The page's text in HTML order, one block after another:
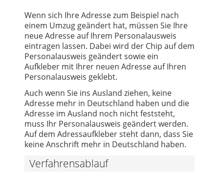
Wenn sich Ihre Adresse zum Beispiel nach
einem Umzug geändert hat, müssen Sie Ihre
neue Adresse auf Ihrem Personalausweis
eintragen lassen. Dabei wird der Chip auf dem
Personalausweis geändert sowie ein
Aufkleber mit Ihrer neuen Adresse auf Ihren
Personalausweis geklebt.
Auch wenn Sie ins Ausland ziehen, keine
Adresse mehr in Deutschland haben und die
Adresse im Ausland noch nicht feststeht,
muss Ihr Personalausweis geändert werden.
Auf dem Adressaufkleber steht dann, dass Sie
keine Anschrift mehr in Deutschland haben.
Verfahrensablauf